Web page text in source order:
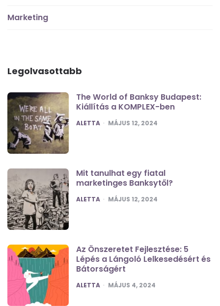
Marketing
Legolvasottabb
The World of Banksy Budapest:
Kiállítás a KOMPLEX-ben
POSTED
ALETTA MÁJUS 12, 2024
Mit tanulhat egy fiatal
marketinges Banksytől?
POSTED
ALETTA MÁJUS 12, 2024
Az Önszeretet Fejlesztése: 5
Lépés a Lángoló Lelkesedésért és
Bátorságért
POSTED
ALETTA MÁJUS 4, 2024